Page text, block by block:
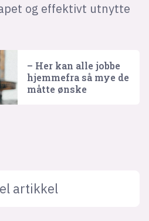
og effektivt utnytte
– Her kan alle jobbe
hjemmefra så mye de
måtte ønske
artikkel